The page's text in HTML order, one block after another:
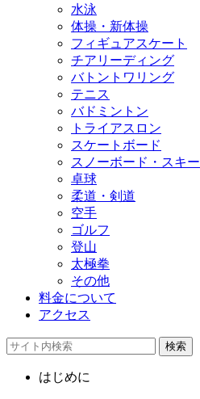
水泳
体操・新体操
フィギュアスケート
チアリーディング
バトントワリング
テニス
バドミントン
トライアスロン
スケートボード
スノーボード・スキー
卓球
柔道・剣道
空手
ゴルフ
登山
太極拳
その他
料金について
アクセス
検索
はじめに